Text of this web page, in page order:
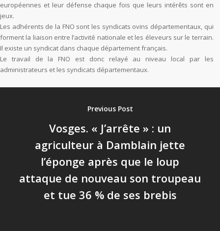
européennes et leur défense chaque fois que leurs intérêts sont en
jeux.
Les adhérents de la FNO sont les syndicats ovins départementaux, qui
forment la liaison entre l’activité nationale et les éleveurs sur le terrain.
Il existe un syndicat dans chaque département français.
Le travail de la FNO est donc relayé au niveau local par les
administrateurs et les syndicats départementaux.
Previous Post
Vosges. « J’arrête » : un
agriculteur à Damblain jette
l’éponge après que le loup
attaque de nouveau son troupeau
et tue 36 % de ses brebis